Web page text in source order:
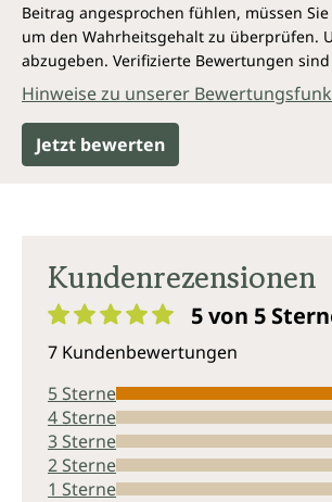
Beitrag angesprochen fühlen, müssen
um den Wahrheitsgehalt zu überprüfen.
abzugeben. Verifizierte Bewertungen
Hinweise zu unserer
Jetzt bewerten
Kundenrezensionen
5 von 5
7 Kundenbewertungen
5 Sterne
4 Sterne
3 Sterne
2 Sterne
1 Sterne